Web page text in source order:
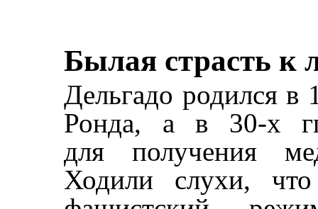
Былая страсть к
Дельгадо родился в
Ронда, а в 30-х
для получения
Ходили слухи,